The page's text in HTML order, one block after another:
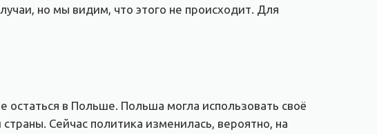
но мы видим, что этого не происходит. Для
в Польше. Польша могла использовать своё
Сейчас политика изменилась, вероятно, на